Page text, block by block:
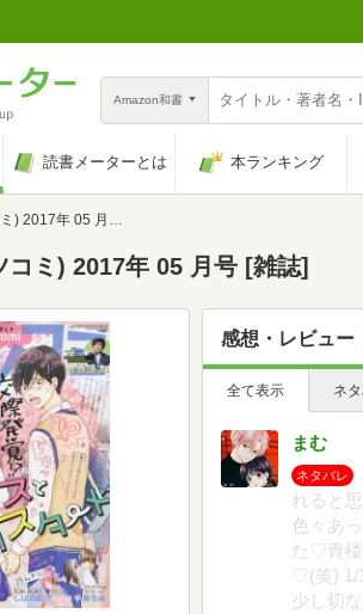
Amazon和書
読書メーターとは 本ランキング
年 05 月号 [雑誌]
ミ) 2017年 05 月号 [雑誌]
感想・レビュー
全て表示 ネ
まむ
ネタバレ
れると
色々あ
た♡青
♡(笑)
少し切